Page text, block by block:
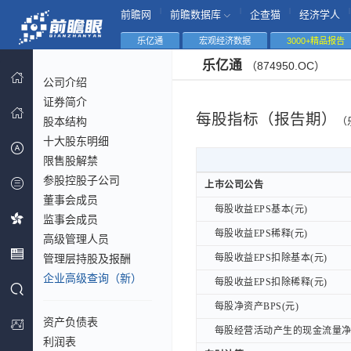
前瞻网 前瞻数据库 企查猫 经济学人
乐亿通 宏观经济数据 3000+精品报告
公司介绍
证券简介
股本结构
十大股东明细
限售股解禁
参股控股子公司
董事会成员
监事会成员
高级管理人员
管理层持股及报酬
企业高级查询（新）
资产负债表
利润表
乐亿通 （874950.OC）
每股指标（报告期）
上市公司公告
每股收益EPS基本(元)
每股收益EPS稀释(元)
每股收益EPS扣除基本(元)
每股收益EPS扣除稀释(元)
每股净资产BPS(元)
每股经营活动产生的现金流量
上市公司公告
每股收益EPS基本(元)
每股收益EPS稀释(元)
每股收益EPS扣除基本(元)
每股收益EPS扣除稀释(元)
每股净资产BPS(元)
每股经营活动产生的现金流量